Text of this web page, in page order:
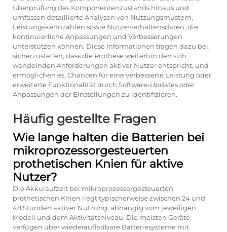
Überprüfung des Komponentenzustands hinaus und
umfassen detaillierte Analysen von Nutzungsmustern,
Leistungskennzahlen sowie Nutzerverhaltensdaten, die
kontinuierliche Anpassungen und Verbesserungen
unterstützen können. Diese Informationen tragen dazu bei,
sicherzustellen, dass die Prothese weiterhin den sich
wandelnden Anforderungen aktiver Nutzer entspricht, und
ermöglichen es, Chancen für eine verbesserte Leistung oder
erweiterte Funktionalität durch Software-Updates oder
Anpassungen der Einstellungen zu identifizieren.
Häufig gestellte Fragen
Wie lange halten die Batterien bei
mikroprozessorgesteuerten
prothetischen Knien für aktive
Nutzer?
Die Akkulaufzeit bei mikroprozessorgesteuerten
prothetischen Knien liegt typischerweise zwischen 24 und
48 Stunden aktiver Nutzung, abhängig vom jeweiligen
Modell und dem Aktivitätsniveau. Die meisten Geräte
verfügen über wiederaufladbare Batteriesysteme mit